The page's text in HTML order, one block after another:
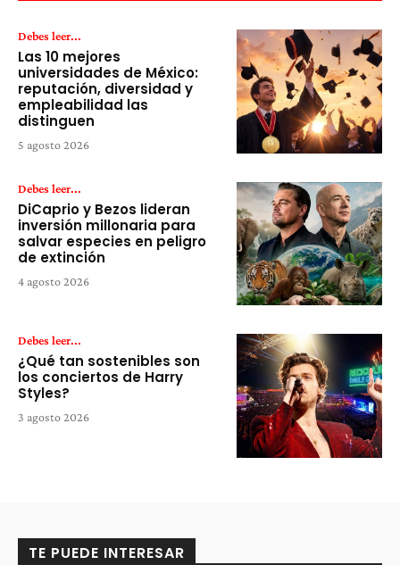
Debes leer...
Las 10 mejores
universidades de México:
reputación, diversidad y
empleabilidad las
distinguen
5 agosto 2026
Debes leer...
DiCaprio y Bezos lideran
inversión millonaria para
salvar especies en peligro
de extinción
4 agosto 2026
Debes leer...
¿Qué tan sostenibles son
los conciertos de Harry
Styles?
3 agosto 2026
TE PUEDE INTERESAR